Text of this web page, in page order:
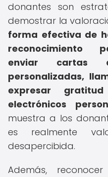
donantes son
demostrar la
forma efectiva de
reconocimiento
enviar cartas
personalizadas,
expresar
electrónicos
muestra a los
es realmente
desapercibida.
Además,